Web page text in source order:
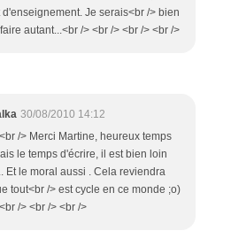
Je serais<br /> bien
autant...<br /> <br /> <br /> <br />
30/08/2010 14:12
/> Merci Martine, heureux temps
le temps d'écrire, il est bien loin
Et le moral aussi . Cela reviendra
tout<br /> est cycle en ce monde ;o)
/> <br /> <br />